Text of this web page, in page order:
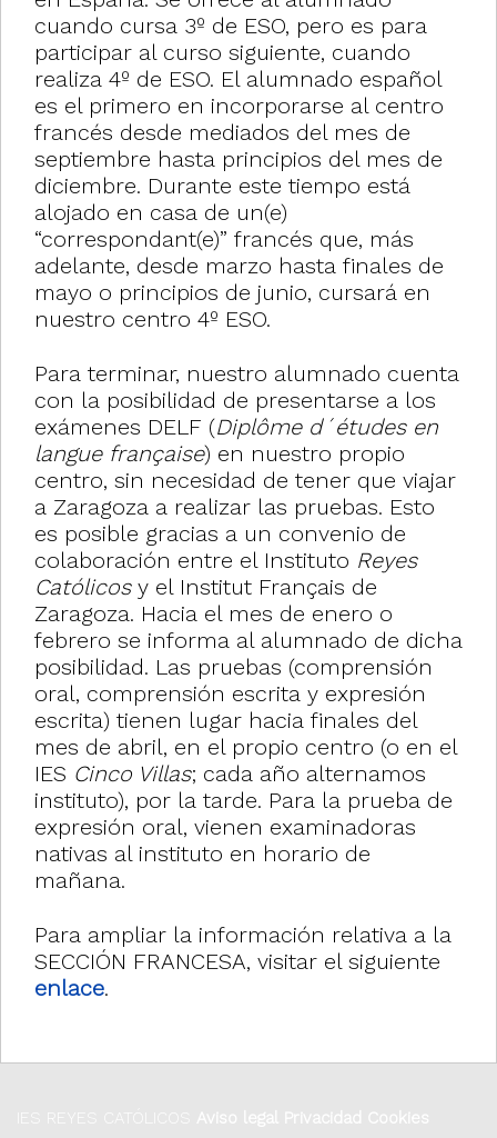
cuando cursa 3º de ESO, pero es para
participar al curso siguiente, cuando
realiza 4º de ESO. El alumnado español
es el primero en incorporarse al centro
francés desde mediados del mes de
septiembre hasta principios del mes de
diciembre. Durante este tiempo está
alojado en casa de un(e)
“correspondant(e)” francés que, más
adelante, desde marzo hasta finales de
mayo o principios de junio, cursará en
nuestro centro 4º ESO.
Para terminar, nuestro alumnado cuenta
con la posibilidad de presentarse a los
exámenes DELF (Diplôme d´études en
langue française) en nuestro propio
centro, sin necesidad de tener que viajar
a Zaragoza a realizar las pruebas. Esto
es posible gracias a un convenio de
colaboración entre el Instituto Reyes
Católicosy el Institut Français de
Zaragoza. Hacia el mes de enero o
febrero se informa al alumnado de dicha
posibilidad. Las pruebas (comprensión
oral, comprensión escrita y expresión
escrita) tienen lugar hacia finales del
mes de abril, en el propio centro (o en el
IES Cinco Villas; cada año alternamos
instituto), por la tarde. Para la prueba de
expresión oral, vienen examinadoras
nativas al instituto en horario de
mañana.
Para ampliar la información relativa a la
SECCIÓN FRANCESA, visitar el siguiente
enlace.
IES REYES CATÓLICOS Aviso legal Privacidad
Cookies